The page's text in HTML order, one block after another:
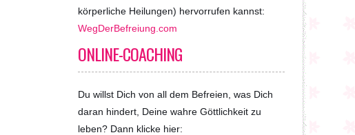
körperliche Heilungen) hervorrufen kannst:
WegDerBefreiung.com
ONLINE-COACHING
Du willst Dich von all dem Befreien, was Dich
daran hindert, Deine wahre Göttlichkeit zu
leben? Dann klicke hier: